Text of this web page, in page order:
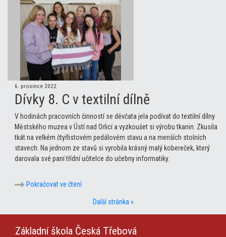
6. prosince 2022
Dívky 8. C v textilní dílně
V hodinách pracovních činností se děvčata jela podívat do textilní dílny
Městského muzea v Ústí nad Orlicí a vyzkoušet si výrobu tkanin. Zkusila
tkát na velkém čtyřlistovém pedálovém stavu a na menších stolních
stavech. Na jednom ze stavů si vyrobila krásný malý kobereček, který
darovala své paní třídní učitelce do učebny informatiky.
Pokračovat ve čtení
Další stránka »
Základní škola Česká Třebová